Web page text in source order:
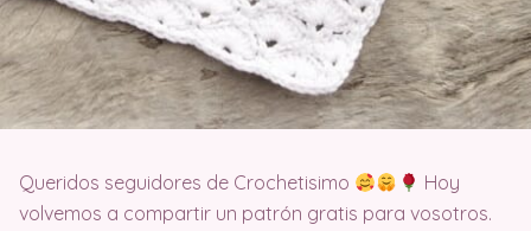
Queridos seguidores de Crochetisimo
Hoy
volvemos a compartir un patrón gratis para vosotros.